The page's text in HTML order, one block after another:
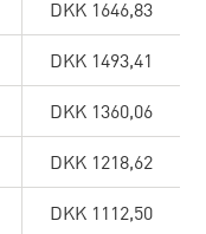
DKK 1646,83
DKK 1493,41
DKK 1360,06
DKK 1218,62
DKK 1112,50